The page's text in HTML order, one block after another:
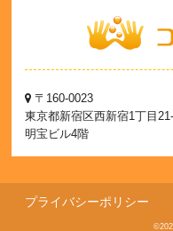
〒160-0023
東京都新宿区西新宿1丁目
明宝ビル4階
プライバシーポリシー